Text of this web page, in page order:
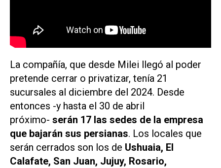
La compañía, que desde Milei llegó al poder
pretende cerrar o privatizar, tenía 21
sucursales al diciembre del 2024. Desde
entonces -y hasta el 30 de abril
próximo- serán 17 las sedes de la empresa
que bajarán sus persianas. Los locales que
serán cerrados son los de Ushuaia, El
Calafate, San Juan, Jujuy, Rosario,